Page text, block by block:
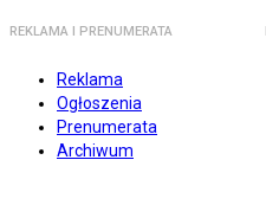
REKLAMA I PRENUMERATA
Reklama
Ogłoszenia
Prenumerata
Archiwum